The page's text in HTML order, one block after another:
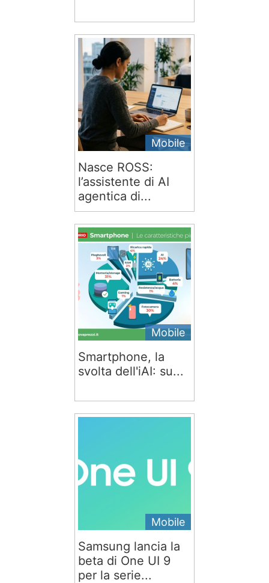
Mobile
Nasce ROSS:
l’assistente di AI
agentica di...
Mobile
Smartphone, la
svolta dell'iAI: su...
Mobile
Samsung lancia la
beta di One UI 9
per la serie...